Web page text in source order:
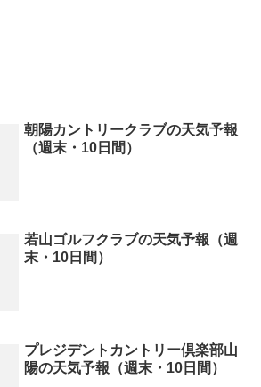
朝陽カントリークラブの天気予報
（週末・10日間）
若山ゴルフクラブの天気予報（週
末・10日間）
プレジデントカントリー倶楽部山
陽の天気予報（週末・10日間）